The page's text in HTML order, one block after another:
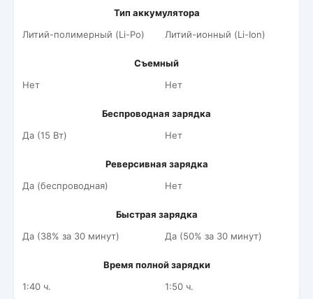
Тип аккумулятора
Литий-полимерный (Li-Po)
Литий-ионный (Li-Ion)
Съемный
Нет
Нет
Беспроводная зарядка
Да (15 Вт)
Нет
Реверсивная зарядка
Да (беспроводная)
Нет
Быстрая зарядка
Да (38% за 30 минут)
Да (50% за 30 минут)
Время полной зарядки
1:40 ч.
1:50 ч.